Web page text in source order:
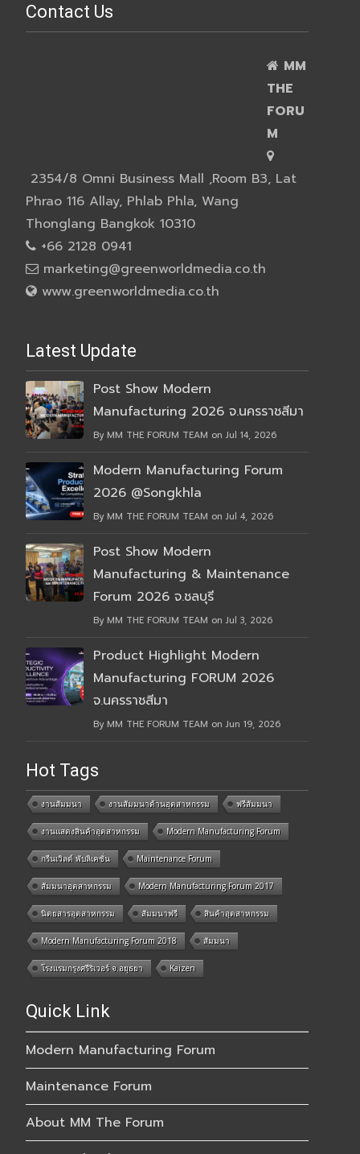
Contact Us
MM
THE
FORU
M
2354/8 Omni Business Mall ,Room B3, Lat
Phrao 116 Allay, Phlab Phla, Wang
Thonglang Bangkok 10310
+66 2128 0941
marketing@greenworldmedia.co.th
www.greenworldmedia.co.th
Latest Update
Post Show Modern
Manufacturing 2026 จ.นครราชสีมา
By MM THE FORUM TEAM on Jul 14, 2026
Modern Manufacturing Forum
2026 @Songkhla
By MM THE FORUM TEAM on Jul 4, 2026
Post Show Modern
Manufacturing & Maintenance
Forum 2026 จ.ชลบุรี
By MM THE FORUM TEAM on Jul 3, 2026
Product Highlight Modern
Manufacturing FORUM 2026
จ.นครราชสีมา
By MM THE FORUM TEAM on Jun 19, 2026
Hot Tags
งานสัมมนา งานสัมมนาด้านอุตสาหกรรม ฟรีสัมมนา
งานแสดงสินค้าอุตสาหกรรม Modern Manufacturing Forum
กรีนเวิลด์ พับลิเคชั่น Maintenance Forum
สัมมนาอุตสาหกรรม Modern Manufacturing Forum 2017
นิตยสารอุตสาหกรรม สัมมนาฟรี สินค้าอุตสาหกรรม
Modern Manufacturing Forum 2018 สัมมนา
โรงแรมกรุงศรีริเวอร์ จ.อยุธยา Kaizen
Quick Link
Modern Manufacturing Forum
Maintenance Forum
About MM The Forum